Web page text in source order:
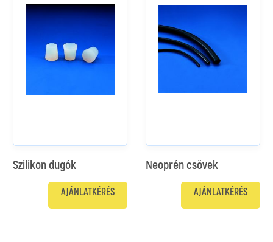
Szilikon dugók
AJÁNLATKÉRÉS
Neoprén csövek
AJÁNLATKÉRÉS